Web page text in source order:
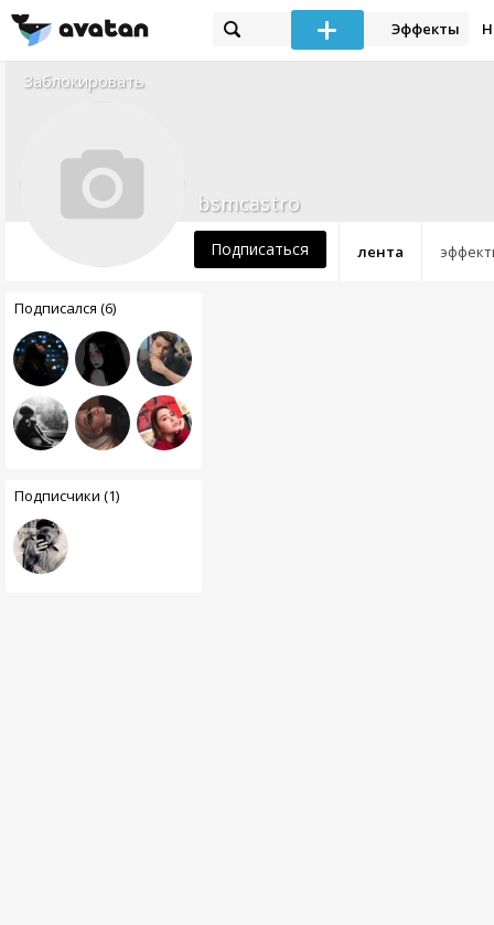
Эффекты
Заблокировать
лента
bsmcastro
Подписаться
Подписался (6)
Подписчики (1)